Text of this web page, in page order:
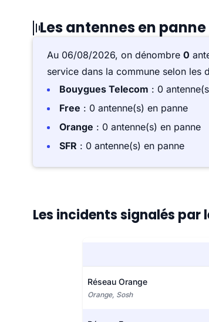
Les antennes en
Au 06/08/2026, on dénombre 0
service dans la commune selon les
Bouygues Telecom : 0
Free : 0 antenne(s) en panne
Orange : 0 antenne(s) en panne
SFR : 0 antenne(s) en panne
Les incidents signalés
Réseau Orange
Orange, Sosh